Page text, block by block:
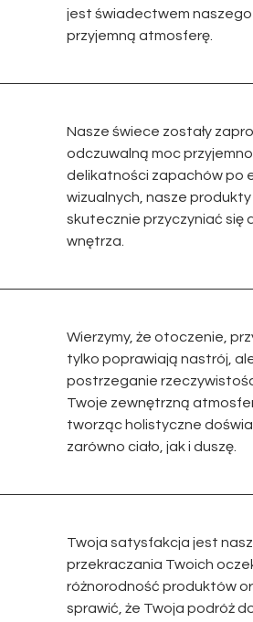
jest świadectwem
przyjemną atmosferę.
Nasze świece zostały
odczuwalną moc
delikatności zapachów po
wizualnych, nasze
skutecznie przyczyniać się
wnętrza.
Wierzymy, że otoczenie,
tylko poprawiają nastrój,
postrzeganie
Twoje zewnętrzną
tworząc holistyczne
zarówno ciało, jak i duszę.
Twoja satysfakcja jest
przekraczania Twoich
różnorodność produktów
sprawić, że Twoja podróż